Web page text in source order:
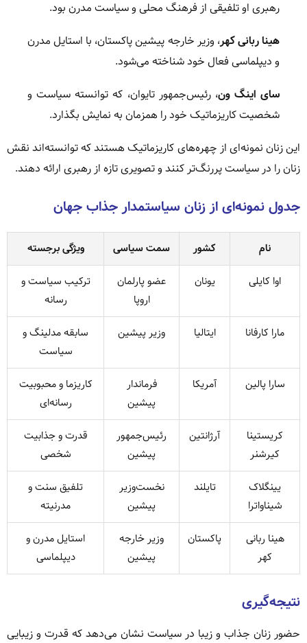
رهبری او تلفیقی از فرهنگ محلی و سیاست مدرن بود.
هینا ربانی کهر، وزیر خارجه پیشین پاکستان، با استایل مدرن
و دیپلماسی فعال خود شناخته می‌شود.
سای اینگ ون، رئیس‌جمهور تایوان، که توانسته سیاست و
شخصیت کاریزماتیک خود را همزمان به نمایش بگذارد.
این زنان نمونه‌ای از چهره‌های کاریزماتیک هستند که توانسته‌اند نقش
زنان را در سیاست پررنگ‌تر کنند و تصویری تازه از رهبری ارائه دهند.
جدول نمونه‌ای از زنان سیاستمدار جذاب جهان
نام کشور سمت سیاسی
ویژگی برجسته
اوا کایلی
یونان
عضو پارلمان
اروپا
ترکیب سیاست و
رسانه
مارا کارفانا
ایتالیا وزیر پیشین
سابقه مدلینگ و
سیاست
سارا پالین
آمریکا
فرماندار
پیشین
کاریزما و محبوبیت
رسانه‌ای
کریستینا
کیرشنر
آرژانتین
رئیس‌جمهور
پیشین
قدرت و جذابیت
شخصی
یینگلاک
شیناواترا
تایلند
نخست‌وزیر
پیشین
تلفیق سنت و
مدرنیته
هینا ربانی
کهر
پاکستان
وزیر خارجه
پیشین
استایل مدرن و
دیپلماسی
نتیجه‌گیری
حضور زنان جذاب و زیبا در سیاست نشان می‌دهد که قدرت و زیبایی